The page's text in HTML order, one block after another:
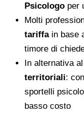
Psicologo per
Molti
tariffain base
timore di
In alternativa
territoriali:
sportelli
basso costo